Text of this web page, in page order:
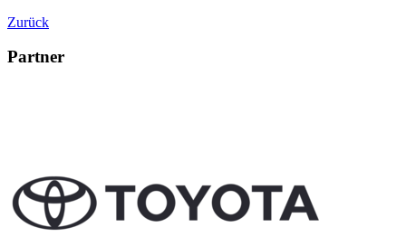
Zurück
Partner